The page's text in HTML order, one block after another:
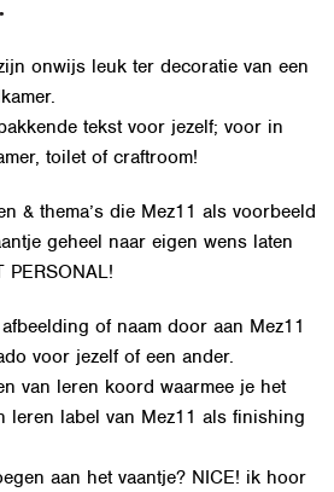
onwijs leuk ter decoratie van een
tekst voor jezelf; voor in
toilet of craftroom!
& thema’s die Mez11 als voorbeeld
geheel naar eigen wens laten
PERSONAL!
of naam door aan Mez11
voor jezelf of een ander.
van leren koord waarmee je het
leren label van Mez11 als finishing
aan het vaantje? NICE! ik hoor